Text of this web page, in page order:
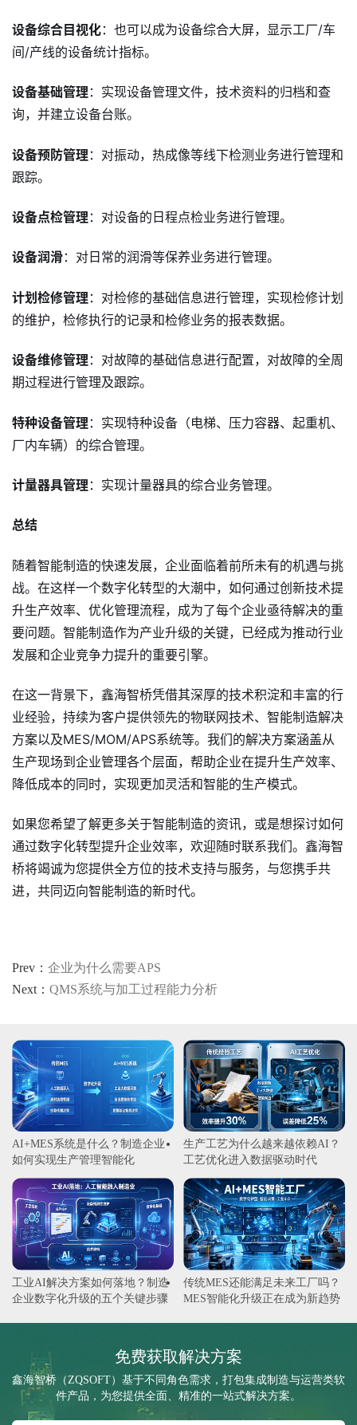
设备综合目视化：也可以成为设备综合大屏，显示工厂/车
间/产线的设备统计指标。
设备基础管理 ：实现设备管理文件，技术资料的归档和查
询，并建立设备台账。
设备预防管理 ：对振动，热成像等线下检测业务进行管理和
跟踪。
设备点检管理 ：对设备的日程点检业务进行管理。
设备润滑：对日常的润滑等保养业务进行管理。
计划检修管理 ：对检修的基础信息进行管理，实现检修计划
的维护，检修执行的记录和检修业务的报表数据。
设备维修管理 ：对故障的基础信息进行配置，对故障的全周
期过程进行管理及跟踪。
特种设备管理 ：实现特种设备（电梯、压力容器、起重机、
厂内车辆）的综合管理。
计量器具管理 ：实现计量器具的综合业务管理。
总结
随着智能制造的快速发展，企业面临着前所未有的机遇与挑
战。在这样一个数字化转型的大潮中，如何通过创新技术提
升生产效率、优化管理流程，成为了每个企业亟待解决的重
要问题。智能制造作为产业升级的关键，已经成为推动行业
发展和企业竞争力提升的重要引擎。
在这一背景下，鑫海智桥凭借其深厚的技术积淀和丰富的行
业经验，持续为客户提供领先的物联网技术、智能制造解决
方案以及MES/MOM/APS系统等。我们的解决方案涵盖从
生产现场到企业管理各个层面，帮助企业在提升生产效率、
降低成本的同时，实现更加灵活和智能的生产模式。
如果您希望了解更多关于智能制造的资讯，或是想探讨如何
通过数字化转型提升企业效率，欢迎随时联系我们。鑫海智
桥将竭诚为您提供全方位的技术支持与服务，与您携手共
进，共同迈向智能制造的新时代。
Prev： 企业为什么需要APS
Next： QMS系统与加工过程能力分析
AI+MES系统是什么？制造企业
如何实现生产管理智能化
生产工艺为什么越来越依赖AI？
工艺优化进入数据驱动时代
工业AI解决方案如何落地？制造
企业数字化升级的五个关键步骤
传统MES还能满足未来工厂吗？
MES智能化升级正在成为新趋势
免费获取解决方案
鑫海智桥（ZQSOFT）基于不同角色需求，打包集成制造与运营类软
件产品，为您提供全面、精准的一站式解决方案。